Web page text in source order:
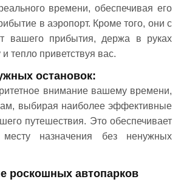
времени, обеспечивая его
в аэропорт. Кроме того, они с
вашего прибытия, держа в руках
тепло приветствуя вас.
остановок:
внимание вашему времени,
выбирая наиболее эффективные
путешествия. Это обеспечивает
назначения без ненужных
роскошных автопарков